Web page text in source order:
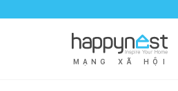
M Ạ N G X Ã H Ộ I